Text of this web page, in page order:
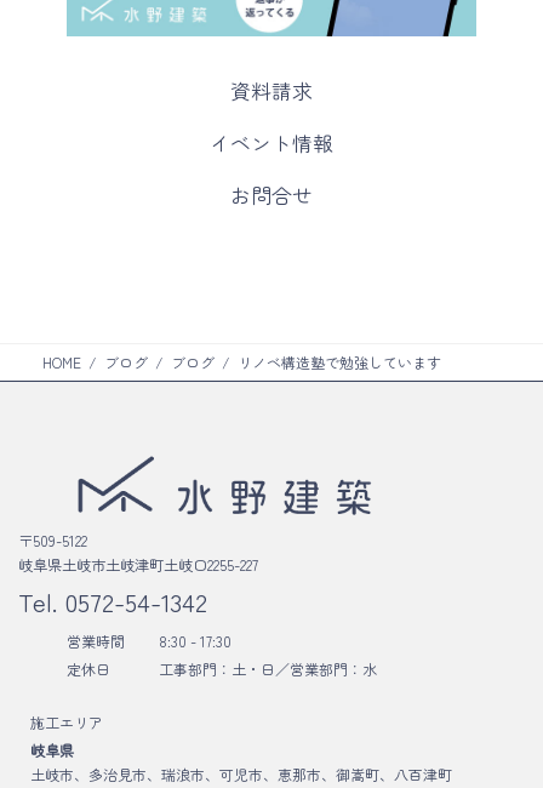
資料請求
イベント情報
お問合せ
HOME ブログ ブログ リノベ構造塾で勉強しています
〒509-5122
岐阜県土岐市土岐津町土岐口2255-227
Tel. 0572-54-1342
営業時間
8:30 - 17:30
定休日
工事部門：土・日／営業部門：水
施工エリア
岐阜県
土岐市、多治見市、瑞浪市、可児市、恵那市、御嵩町、八百津町